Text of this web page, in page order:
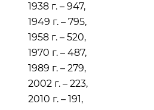
1938 г. – 947,
1949 г. – 795,
1958 г. – 520,
1970 г. – 487,
1989 г. – 279,
2002 г. – 223,
2010 г. – 191,